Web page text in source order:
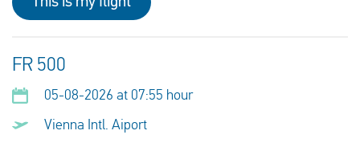
FR 500
05-08-2026 at 07:55 hour
Vienna Intl. Aiport